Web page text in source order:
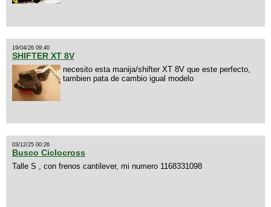
19/04/26 09:40
SHIFTER XT 8V
necesito esta manija/shifter XT 8V que este perfecto,
tambien pata de cambio igual modelo
03/12/25 00:26
Busco Ciclocross
Talle S , con frenos cantilever, mi numero 1168331098